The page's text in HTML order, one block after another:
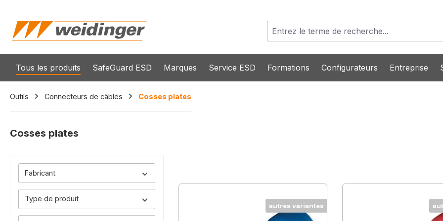
Tous les produits SafeGuard ESD Marques Service ESD Formations Configurateurs Entreprise
Outils Connecteurs de câbles Cosses plates
Cosses plates
Fabricant
Type de produit
autres variantes